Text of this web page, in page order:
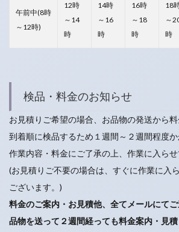
午前中(8時
～12時)
12時
～14
時
14時
～16
時
16時
～18
時
18
～
時
検品・料金のお知らせ
お見積りご希望の場合、お品物の発送から料
到着順に検品するため１週間～２週間程度か
作業内容・料金にご了承の上、作業に入らせ
(お見積りご不要の場合は、すぐに作業に入
ございます。)
料金のご案内・お見積他、全てメールにてご
品物を送って２週間経っても料金案内・見